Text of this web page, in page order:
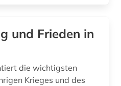
(1)
und Frieden in
die wichtigsten
Krieges und des